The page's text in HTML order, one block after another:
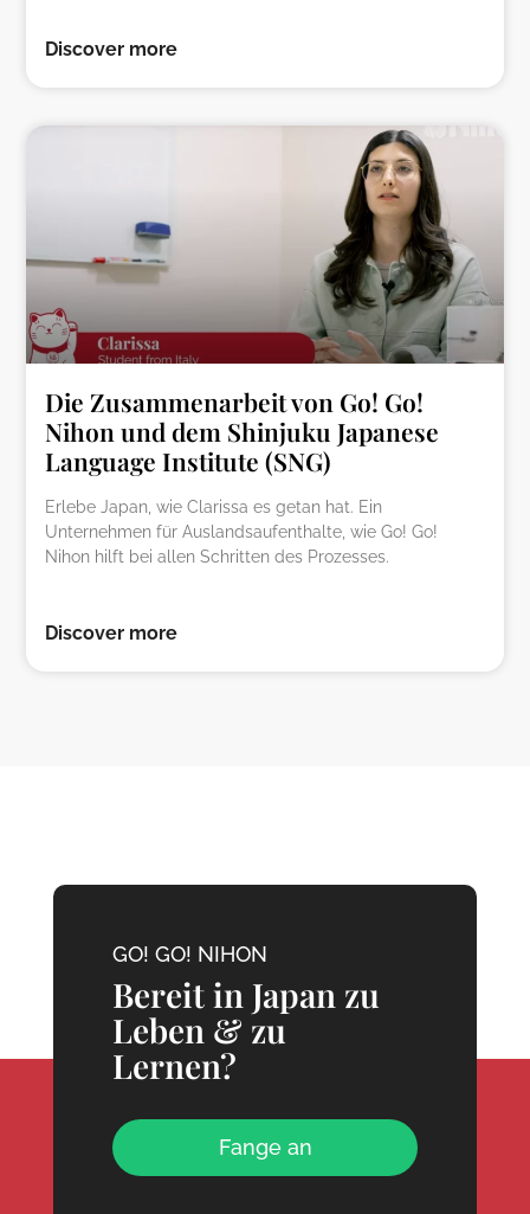
Discover more
Die Zusammenarbeit von Go! Go!
Nihon und dem Shinjuku Japanese
Language Institute (SNG)
Erlebe Japan, wie Clarissa es getan hat. Ein
Unternehmen für Auslandsaufenthalte, wie Go! Go!
Nihon hilft bei allen Schritten des Prozesses.
Discover more
GO! GO! NIHON
Bereit in Japan zu
Leben & zu
Lernen?
Fange an